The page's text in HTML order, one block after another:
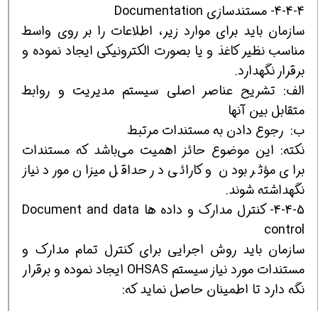
4-4-4- مستندسازی Documentation
سازمان باید برای موارد زیر، اطلاعات را بر روی واسط
مناسب نظیر کاغذ و یا بصورت الکترونیکی ایجاد نموده و
برقرار نگهدارد.
الف: تشریح عناصر اصلی سیستم مدیریت و روابط
متقابل بین آنها
ب: رجوع دادن به مستندات مرتبط
نکته: این موضوع حائز اهمیت می‌باشد که مستندات
برای مؤثر بودن و کارائی در حداقل میزان مورد نیاز
نگهداشته شوند.
4-4-5- کنترل مدارک و داده ها Document and data
control
سازمان باید روش اجرایی برای کنترل تمام مدارک و
مستندات مورد نیاز سیستم OHSAS ایجاد نموده و برقرار
نگه دارد تا اطمینان حاصل نماید که: